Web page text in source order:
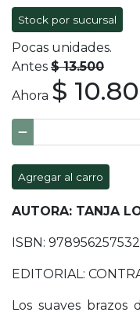
Stock por sucursal
Pocas unidades.
Antes $ 13.500
Ahora $
Agregar al carro
AUTORA: TANJA
ISBN:
EDITORIAL:
Los suaves brazos